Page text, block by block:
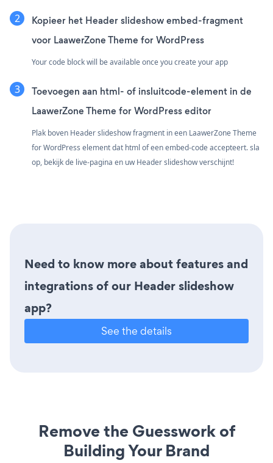
Kopieer het Header slideshow embed-fragment
voor LaawerZone Theme for WordPress
Your code block will be available once you create your app
Toevoegen aan html- of insluitcode-element in de
LaawerZone Theme for WordPress editor
Plak boven Header slideshow fragment in een LaawerZone Theme
for WordPress element dat html of een embed-code accepteert. sla
op, bekijk de live-pagina en uw Header slideshow verschijnt!
Need to know more about features and
integrations of our Header slideshow
app?
See the details
Remove the Guesswork of
Building Your Brand